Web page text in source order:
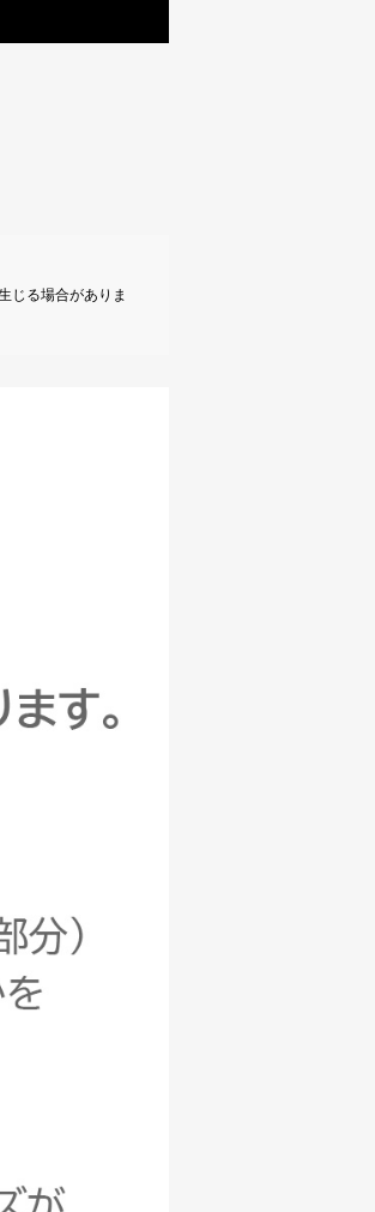
じる場合がありま